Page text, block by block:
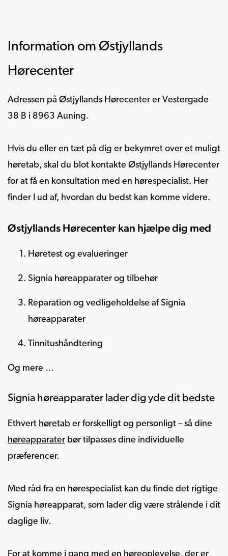
Information om Østjyllands
Hørecenter
Adressen på Østjyllands Hørecenter er Vestergade
38 B i 8963 Auning.
Hvis du eller en tæt på dig er bekymret over et muligt
høretab, skal du blot kontakte Østjyllands Hørecenter
for at få en konsultation med en hørespecialist. Her
finder I ud af, hvordan du bedst kan komme videre.
Østjyllands Hørecenter kan hjælpe dig med
Høretest og evalueringer
Signia høreapparater og tilbehør
Reparation og vedligeholdelse af Signia
høreapparater
Tinnitushåndtering
Og mere …
Signia høreapparater lader dig yde dit bedste
Ethvert høretab er forskelligt og personligt – så dine
høreapparater bør tilpasses dine individuelle
præferencer.
Med råd fra en hørespecialist kan du finde det rigtige
Signia høreapparat, som lader dig være strålende i dit
daglige liv.